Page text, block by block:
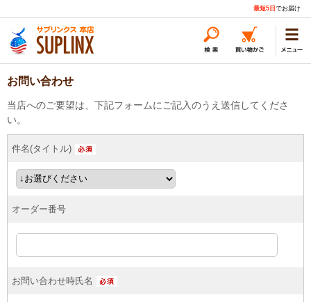
最短5日 でお届け
お問い合わせ
当店へのご要望は、下記フォームにご記入のうえ送信してくださ
い。
件名(タイトル)
オーダー番号
お問い合わせ時氏名